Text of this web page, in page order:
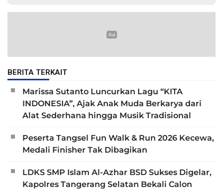
BERITA TERKAIT
Marissa Sutanto Luncurkan Lagu “KITA
INDONESIA”, Ajak Anak Muda Berkarya dari
Alat Sederhana hingga Musik Tradisional
Peserta Tangsel Fun Walk & Run 2026 Kecewa,
Medali Finisher Tak Dibagikan
LDKS SMP Islam Al-Azhar BSD Sukses Digelar,
Kapolres Tangerang Selatan Bekali Calon